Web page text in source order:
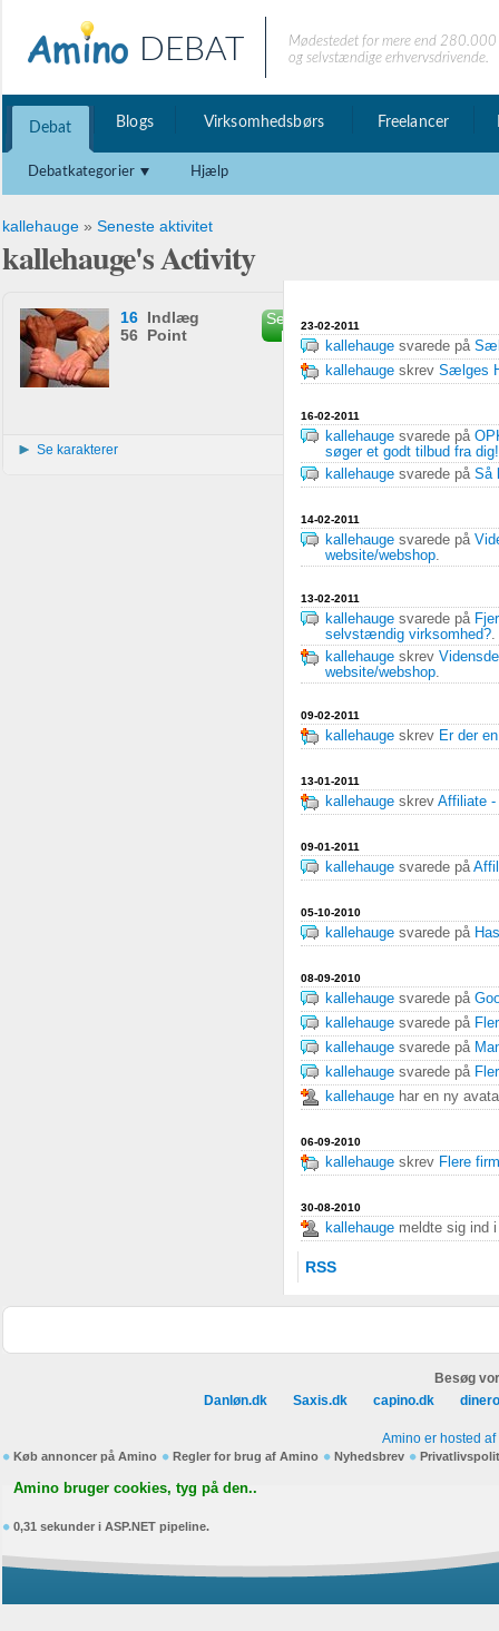
DEBAT
Mødestedet for mere end
og selvstændige erhvervsdrivende.
Debat Blogs Virksomhedsbørs Freelancer
Debatkategorier Hjælp
kallehauge » Seneste aktivitet
kallehauge's Activity
16 Indlæg
56 Point
Send privat
besked
Se karakterer
23-02-2011
kallehauge svarede på
kallehauge skrev Sælges
16-02-2011
kallehauge svarede på
søger et godt tilbud fra dig!
kallehauge svarede på Så
14-02-2011
kallehauge svarede på
website/webshop.
13-02-2011
kallehauge svarede på
selvstændig virksomhed?.
kallehauge skrev
website/webshop.
09-02-2011
kallehauge skrev Er der
13-01-2011
kallehauge skrev Affiliate -
09-01-2011
kallehauge svarede på
05-10-2010
kallehauge svarede på
08-09-2010
kallehauge svarede på
kallehauge svarede på
kallehauge svarede på
kallehauge svarede på
kallehauge har en ny
06-09-2010
kallehauge skrev Flere
30-08-2010
kallehauge meldte sig ind
RSS
Besøg
Danløn.dk
Saxis.dk capino.dk
Amino er hosted af
Køb annoncer på Amino Regler for brug af Amino Nyhedsbrev
Amino bruger cookies, tyg på den..
0,31 sekunder i ASP.NET pipeline.